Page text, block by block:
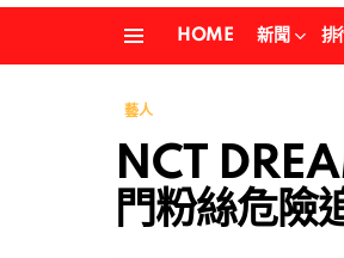
HOME 新聞 排
藝人
NCT
門粉絲危險